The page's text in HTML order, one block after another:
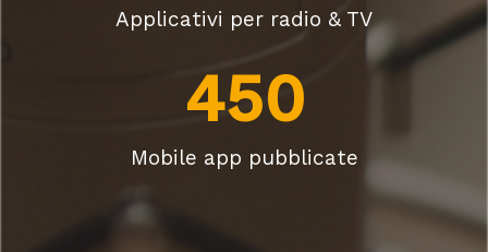
Applicativi per radio & TV
450
Mobile app pubblicate